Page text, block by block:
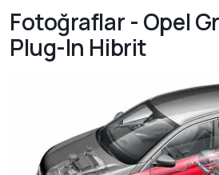
Fotoğraflar - Opel
Plug-In Hibrit